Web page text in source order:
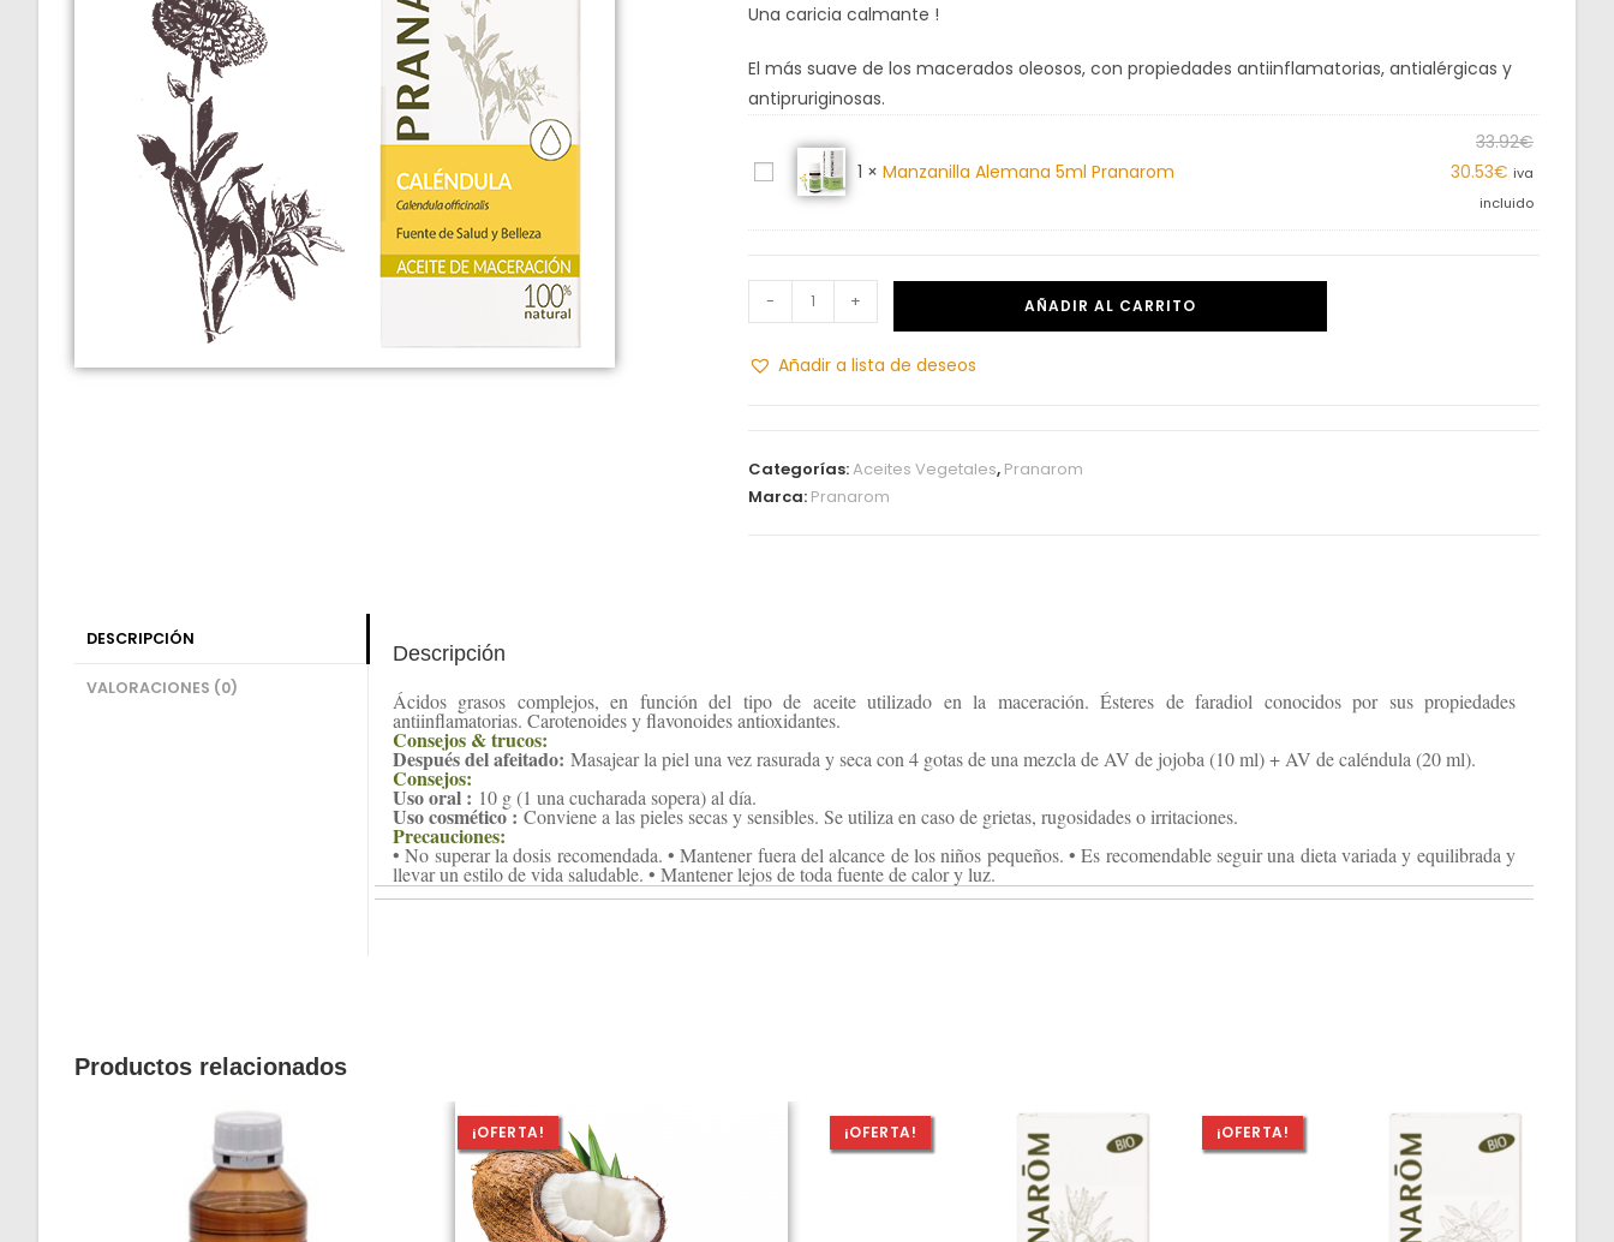
Una caricia calmante !
El más suave de los macerados oleosos, con propiedades antiinflamatorias, antialérgicas y
antipruriginosas.
M
n
n
A
l
m
P
r
a
n
a
1 ×Manzanilla Alemana 5ml Pranarom
33.92€
30.53€ iva
incluido
- + AÑADIR AL CARRITO
Añadir a lista de deseos
Categorías:Aceites Vegetales, Pranarom
Marca: Pranarom
DESCRIPCIÓN
VALORACIONES (0)
Descripción
Ácidos grasos complejos, en función del tipo de aceite utilizado en la maceración. Ésteres de faradiol conocidos por sus propiedades
antiinflamatorias. Carotenoides y flavonoides antioxidantes.
Consejos & trucos:
Después del afeitado: Masajear la piel una vez rasurada y seca con 4 gotas de una mezcla de AV de jojoba (10 ml) + AV de caléndula (20 ml).
Consejos:
Uso oral : 10 g (1 una cucharada sopera) al día.
Uso cosmético :Conviene a las pieles secas y sensibles. Se utiliza en caso de grietas, rugosidades o irritaciones.
Precauciones:
• No superar la dosis recomendada. • Mantener fuera del alcance de los niños pequeños. • Es recomendable seguir una dieta variada y equilibrada y
llevar un estilo de vida saludable. • Mantener lejos de toda fuente de calor y luz.
Productos relacionados
¡OFERTA! ¡OFERTA! ¡OFERTA!